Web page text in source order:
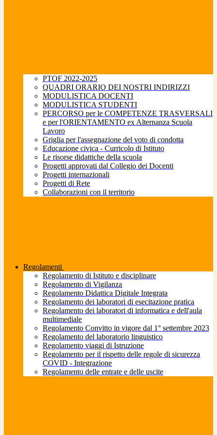
PTOF 2022-2025
QUADRI ORARIO DEI NOSTRI INDIRIZZI
MODULISTICA DOCENTI
MODULISTICA STUDENTI
PERCORSO per le COMPETENZE TRASVERSALI
e per l'ORIENTAMENTO ex Alternanza Scuola
Lavoro
Griglia per l'assegnazione del voto di condotta
Educazione civica - Curricolo di Istituto
Le risorse didattiche della scuola
Progetti approvati dal Collegio dei Docenti
Progetti internazionali
Progetti di Rete
Collaborazioni con il territorio
Regolamenti
Regolamento di Istituto e disciplinare
Regolamento di Vigilanza
Regolamento Didattica Digitale Integrata
Regolamento dei laboratori di esecitazione pratica
Regolamento dei laboratori di informatica e dell'aula
multimediale
Regolamento Convitto in vigore dal 1° settembre 2023
Regolamento del laboratorio linguistico
Regolamento viaggi di Istruzione
Regolamento per il rispetto delle regole di sicurezza
COVID - Integrazione
Regolamento delle entrate e delle uscite